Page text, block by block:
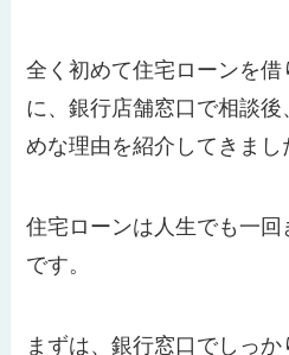
全く初めて住宅ローンを
に、銀行店舗窓口で相談
めな理由を紹介してきまし
住宅ローンは人生でも一回
です。
まずは、銀行窓口でしっ